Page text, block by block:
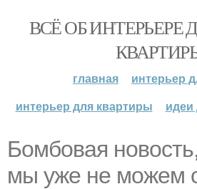
ВСЁ ОБ ИНТЕРЬЕРЕ
главная
интерьер
интерьер для квартиры
идеи
Бомбовая
мы уже не можем